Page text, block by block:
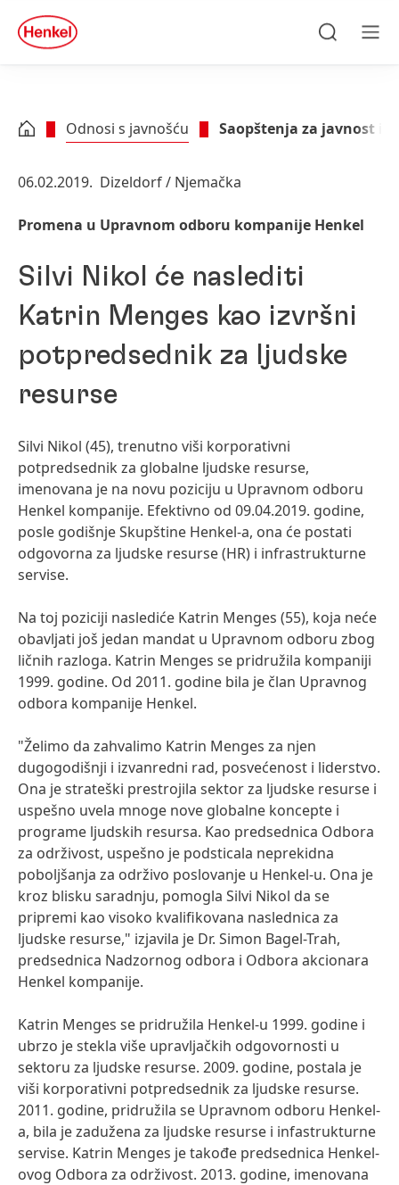
Skip to footer
quick
search
Odnosi s javnošću Saopštenja za javnost i
06.02.2019. Dizeldorf / Njemačka
Promena u Upravnom odboru kompanije Henkel
Silvi Nikol će naslediti
Katrin Menges kao izvršni
potpredsednik za ljudske
resurse
Silvi Nikol (45), trenutno viši korporativni
potpredsednik za globalne ljudske resurse,
imenovana je na novu poziciju u Upravnom odboru
Henkel kompanije. Efektivno od 09.04.2019. godine,
posle godišnje Skupštine Henkel-a, ona će postati
odgovorna za ljudske resurse(HR) i infrastrukturne
servise.
Na toj poziciji naslediće Katrin Menges (55), koja neće
obavljati još jedan mandat u Upravnom odboru zbog
ličnih razloga. Katrin Menges se pridružila kompaniji
1999. godine. Od 2011. godine bila je član Upravnog
odbora kompanije Henkel.
"Želimo da zahvalimo Katrin Menges za njen
dugogodišnji i izvanredni rad, posvećenost i liderstvo.
Ona je strateški prestrojila sektor za ljudske resurse i
uspešno uvela mnoge nove globalne koncepte i
programe ljudskih resursa. Kao predsednica Odbora
za održivost, uspešno je podsticala neprekidna
poboljšanja za održivo poslovanje u Henkel-u. Ona je
kroz blisku saradnju, pomogla Silvi Nikol da se
pripremi kao visoko kvalifikovana naslednica za
ljudske resurse," izjavila je Dr. Simon Bagel-Trah,
predsednica Nadzornog odbora i Odbora akcionara
Henkel kompanije.
Katrin Menges se pridružila Henkel-u 1999. godine i
ubrzo je stekla više upravljačkih odgovornosti u
sektoru za ljudske resurse. 2009. godine, postala je
viši korporativni potpredsednik za ljudske resurse.
2011. godine, pridružila se Upravnom odboru Henkel-
a, bila je zadužena za ljudske resurse i infastrukturne
servise. Katrin Menges je takođe predsednica Henkel-
ovog Odbora za održivost. 2013. godine, imenovana